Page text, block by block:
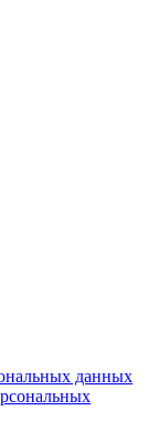
данных